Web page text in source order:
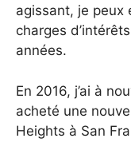
agissant, je peux
charges
années.
En 2016, j’ai à
acheté une
Heights à San